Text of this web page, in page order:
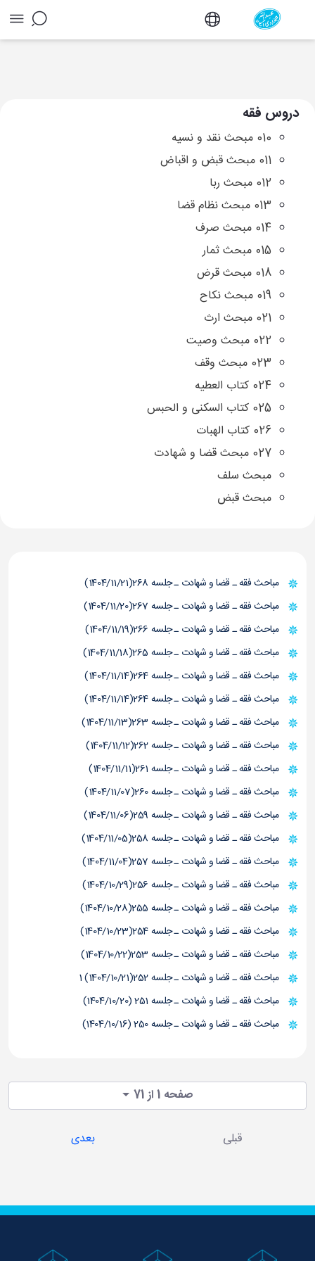
دروس فقه
010 مبحث نقد و نسیه
011 مبحث قبض و اقباض
012 مبحث ربا
013 مبحث نظام قضا
014 مبحث صرف
015 مبحث ثمار
018 مبحث قرض
019 مبحث نکاح
021 مبحث ارث
022 مبحث وصیت
023 مبحث وقف
024 کتاب العطیه
025 کتاب السکنی و الحبس
026 کتاب الهبات
027 مبحث قضا و شهادت
مبحث سلف
مبحث قبض
مباحث فقه ـ قضا و شهادت ـ جلسه 268(1404/11/21)
مباحث فقه ـ قضا و شهادت ـ جلسه 267(1404/11/20)
مباحث فقه ـ قضا و شهادت ـ جلسه 266(1404/11/19)
مباحث فقه ـ قضا و شهادت ـ جلسه 265(1404/11/18)
مباحث فقه ـ قضا و شهادت ـ جلسه 264(1404/11/14)
مباحث فقه ـ قضا و شهادت ـ جلسه 264(1404/11/14)
مباحث فقه ـ قضا و شهادت ـ جلسه 263(1404/11/13)
مباحث فقه ـ قضا و شهادت ـ جلسه 262(1404/11/12)
مباحث فقه ـ قضا و شهادت ـ جلسه 261(1404/11/11)
مباحث فقه ـ قضا و شهادت ـ جلسه 260(1404/11/07)
مباحث فقه ـ قضا و شهادت ـ جلسه 259(1404/11/06)
مباحث فقه ـ قضا و شهادت ـ جلسه 258(1404/11/05)
مباحث فقه ـ قضا و شهادت ـ جلسه 257(1404/11/04)
مباحث فقه ـ قضا و شهادت ـ جلسه 256(1404/10/29)
مباحث فقه ـ قضا و شهادت ـ جلسه 255(1404/10/28)
مباحث فقه ـ قضا و شهادت ـ جلسه 254(1404/10/23)
مباحث فقه ـ قضا و شهادت ـ جلسه 253(1404/10/22)
مباحث فقه ـ قضا و شهادت ـ جلسه 252(1404/10/21) 1
مباحث فقه ـ قضا و شهادت ـ جلسه 251 (1404/10/20)
مباحث فقه ـ قضا و شهادت ـ جلسه 250 (1404/10/16)
صفحه 1 از 71
قبلی بعدی